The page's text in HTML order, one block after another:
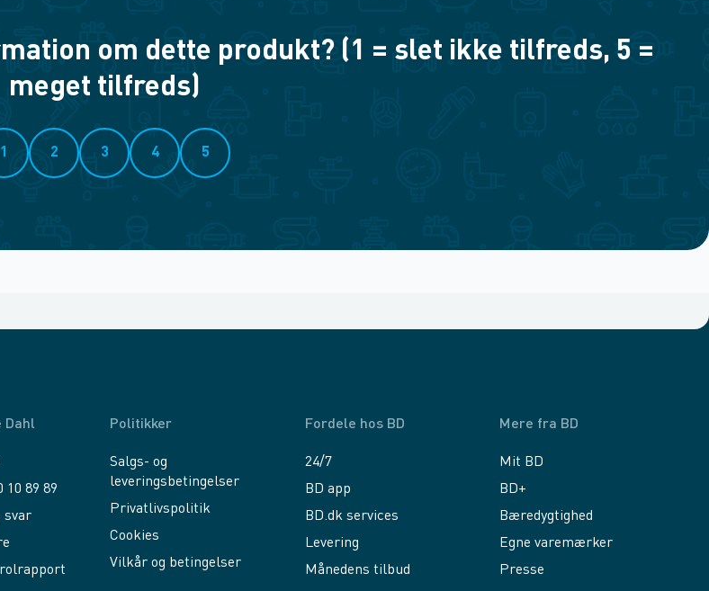
om dette produkt? (1 = slet ikke tilfreds, 5 =
meget tilfreds)
1 2 3 4 5
Dahl
10 89 89
svar
Politikker
Salgs- og
leveringsbetingelser
Privatlivspolitik
Cookies
Vilkår og betingelser
Fordele hos BD
24/7
BD app
BD.dk services
Levering
Månedens tilbud
Mere fra BD
Mit BD
BD+
Bæredygtighed
Egne varemærker
Presse